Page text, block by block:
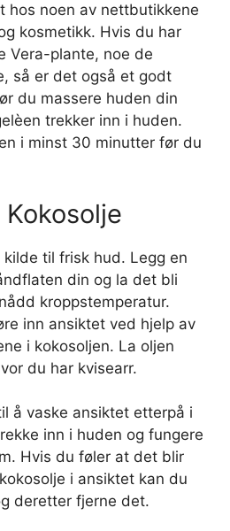
hos noen av nettbutikkene
kosmetikk. Hvis du har
Vera-plante, noe de
så er det også et godt
du massere huden din
trekker inn i huden.
i minst 30 minutter før du
kilde til frisk hud. Legg en
din og la det bli
kroppstemperatur.
inn ansiktet ved hjelp av
i kokosoljen. La oljen
du har kvisearr.
å vaske ansiktet etterpå i
inn i huden og fungere
Hvis du føler at det blir
i ansiktet kan du
deretter fjerne det.